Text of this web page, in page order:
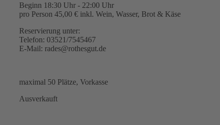
Beginn 18:30 Uhr - 22:00 Uhr
pro Person 45,00 € inkl. Wein, Wasser, Brot & Käse
Reservierung unter:
Telefon: 03521/7545467
E-Mail: rades@rothesgut.de
maximal 50 Plätze, Vorkasse
Ausverkauft